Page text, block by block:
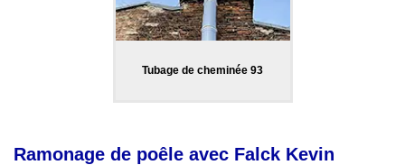
Tubage de cheminée 93
Ramonage de poêle avec Falck Kevin